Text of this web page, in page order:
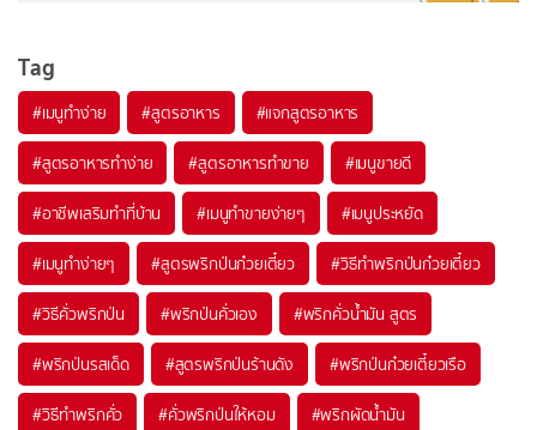
Tag
#เมนูทำง่าย #สูตรอาหาร #แจกสูตรอาหาร
#สูตรอาหารทำง่าย #สูตรอาหารทำขาย #เมนูขายดี
#อาชีพเสริมทำที่บ้าน #เมนูทำขายง่ายๆ #เมนูประหยัด
#เมนูทำง่ายๆ #สูตรพริกป่นก๋วยเตี๋ยว #วิธีทำพริกป่นก๋วยเตี๋ยว
#วิธีคั่วพริกป่น #พริกป่นคั่วเอง #พริกคั่วน้ำมัน สูตร
#พริกป่นรสเด็ด #สูตรพริกป่นร้านดัง #พริกป่นก๋วยเตี๋ยวเรือ
#วิธีทำพริกคั่ว #คั่วพริกป่นให้หอม #พริกผัดน้ำมัน